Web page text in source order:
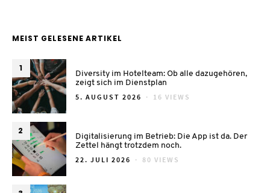
MEIST GELESENE ARTIKEL
1
Diversity im Hotelteam: Ob alle dazugehören,
zeigt sich im Dienstplan
POSTED
5. AUGUST 2026 16 VIEWS
2
Digitalisierung im Betrieb: Die App ist da. Der
Zettel hängt trotzdem noch.
POSTED
22. JULI 2026 80 VIEWS